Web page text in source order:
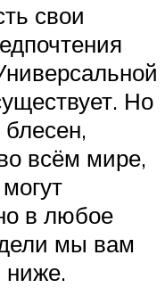
свои
Но
всём мире,
в любое
мы вам
ниже.